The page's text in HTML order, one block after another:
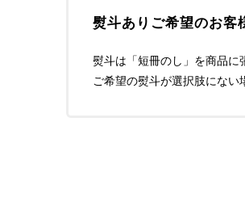
熨斗ありご希望のお客
熨斗は「短冊のし」を商品に
ご希望の熨斗が選択肢にない